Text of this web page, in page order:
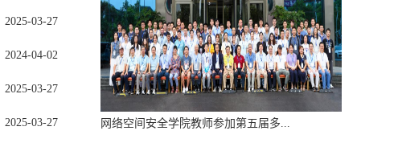
2025-03-27
2024-04-02
2025-03-27
2025-03-27 网络空间安全学院教师参加第五届多...